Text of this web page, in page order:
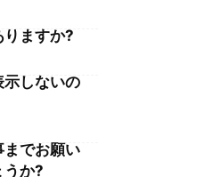
ますか?
示しないの
までお願い
うか?